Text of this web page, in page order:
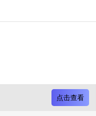
点击查看